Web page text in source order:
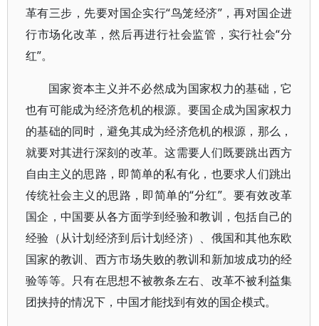
革有三步，先要对国企实行“鸟笼经济”，再对国企进
行市场化改革，然后再进行社会监管，实行社会“分
红”。
国家资本主义并不必然成为国家权力的基础，它
也有可能成为经济危机的根源。要国企成为国家权力
的基础的同时，避免其成为经济危机的根源，那么，
就要对其进行深刻的改革。这需要人们既要跳出西方
自由主义的思路，即简单的私有化，也要求人们跳出
传统社会主义的思路，即简单的“分红”。要有效改革
国企，中国要从各方面学到经验和教训，包括自己的
经验（从计划经济到后计划经济）、俄国和其他东欧
国家的教训、西方市场失败的教训和新加坡成功的经
验等等。只有在思想不被教条左右、改革不被利益集
团挟持的情况下，中国才能找到有效的国企模式。